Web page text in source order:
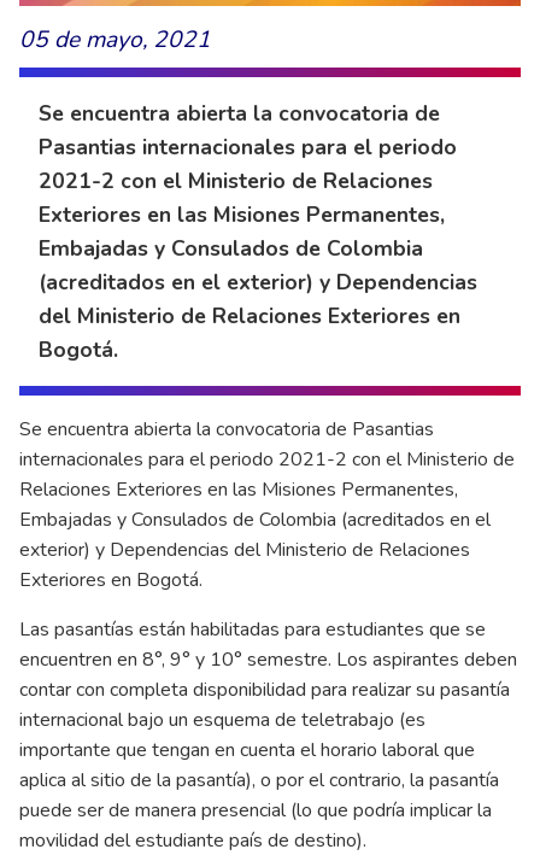
05 de mayo, 2021
Se encuentra abierta la convocatoria de
Pasantias internacionales para el periodo
2021-2 con el Ministerio de Relaciones
Exteriores en las Misiones Permanentes,
Embajadas y Consulados de Colombia
(acreditados en el exterior) y Dependencias
del Ministerio de Relaciones Exteriores en
Bogotá.
Se encuentra abierta la convocatoria de Pasantias
internacionales para el periodo 2021-2 con el Ministerio de
Relaciones Exteriores en las Misiones Permanentes,
Embajadas y Consulados de Colombia (acreditados en el
exterior) y Dependencias del Ministerio de Relaciones
Exteriores en Bogotá.
Las pasantías están habilitadas para estudiantes que se
encuentren en 8°, 9° y 10° semestre. Los aspirantes deben
contar con completa disponibilidad para realizar su pasantía
internacional bajo un esquema de teletrabajo (es
importante que tengan en cuenta el horario laboral que
aplica al sitio de la pasantía), o por el contrario, la pasantía
puede ser de manera presencial (lo que podría implicar la
movilidad del estudiante país de destino).